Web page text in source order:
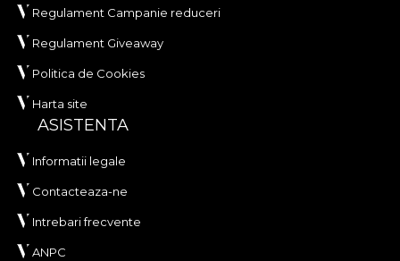
Regulament Campanie reduceri
Regulament Giveaway
Politica de Cookies
Harta site
ASISTENTA
Informatii legale
Contacteaza-ne
Intrebari frecvente
ANPC